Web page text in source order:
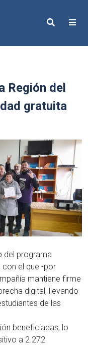
Search
Región del
gratuita
del programa
con el que -por
mantiene firme
digital, llevando
de las
beneficiadas, lo
a 2.272